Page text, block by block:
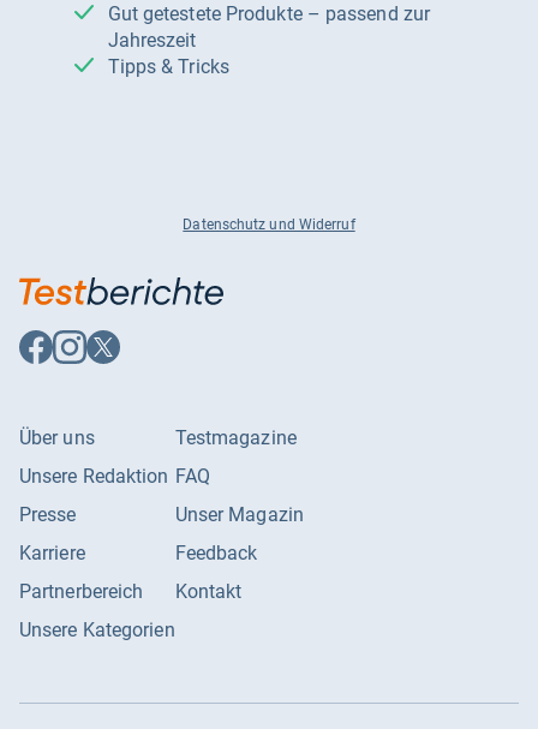
Gut getestete Produkte – passend zur
Jahreszeit
Tipps & Tricks
Datenschutz und Widerruf
Auf
Facebook
Auf
Instagram
Auf
X
Über uns
Unsere Redaktion
Presse
Karriere
Partnerbereich
Unsere Kategorien
Testmagazine
FAQ
Unser Magazin
Feedback
Kontakt